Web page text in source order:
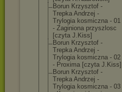
Borun Krzysztof -
Trepka Andrzej -
Trylogia kosmiczna - 01
- Zaginiona przyszlosc
[czyta J.Kiss]
Borun Krzysztof -
Trepka Andrzej -
Trylogia kosmiczna - 02
- Proxima [czyta J.Kiss]
Borun Krzysztof -
Trepka Andrzej -
Trylogia kosmiczna - 03